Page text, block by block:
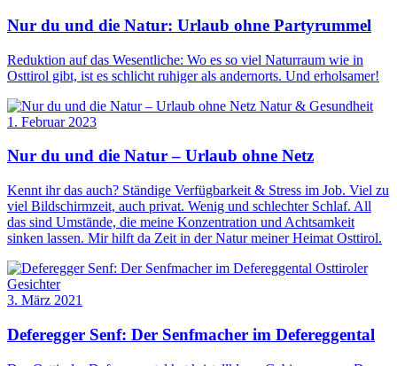
Nur du und die Natur: Urlaub ohne Partyrummel
Reduktion auf das Wesentliche: Wo es so viel Naturraum wie in
Osttirol gibt, ist es schlicht ruhiger als andernorts. Und erholsamer!
Natur & Gesundheit
1. Februar 2023
Nur du und die Natur – Urlaub ohne Netz
Kennt ihr das auch? Ständige Verfügbarkeit & Stress im Job. Viel zu
viel Bildschirmzeit, auch privat. Wenig und schlechter Schlaf. All
das sind Umstände, die meine Konzentration und Achtsamkeit
sinken lassen. Mir hilft da Zeit in der Natur meiner Heimat Osttirol.
Osttiroler
Gesichter
3. März 2021
Deferegger Senf: Der Senfmacher im Defereggental